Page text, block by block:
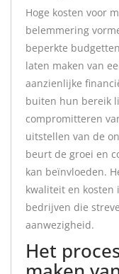
Hoge kosten voor
belemmering
beperkte
laten maken van
aanzienlijke
buiten hun bereik
compromitteren
uitstellen van de
beurt de groei en
kan beïnvloeden.
kwaliteit en kosten
bedrijven die
aanwezigheid.
Het